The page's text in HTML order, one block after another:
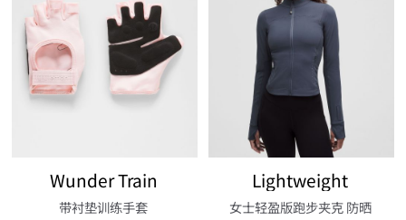
Wunder Train
带衬垫训练手套
Lightweight
女士轻盈版跑步夹克 防晒